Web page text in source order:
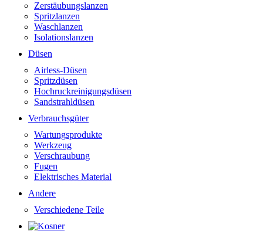
Zerstäubungslanzen
Spritzlanzen
Waschlanzen
Isolationslanzen
Düsen
Airless-Düsen
Spritzdüsen
Hochruckreinigungsdüsen
Sandstrahldüsen
Verbrauchsgüter
Wartungsprodukte
Werkzeug
Verschraubung
Fugen
Elektrisches Material
Andere
Verschiedene Teile